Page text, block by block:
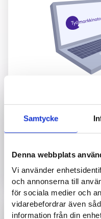
Samtycke
Denna webbplats
Vi använder
och annonserna till
för sociala medier och
vidarebefordrar även
information från din
Ska du anställa en
företag? Med
information hittar du
Öppna